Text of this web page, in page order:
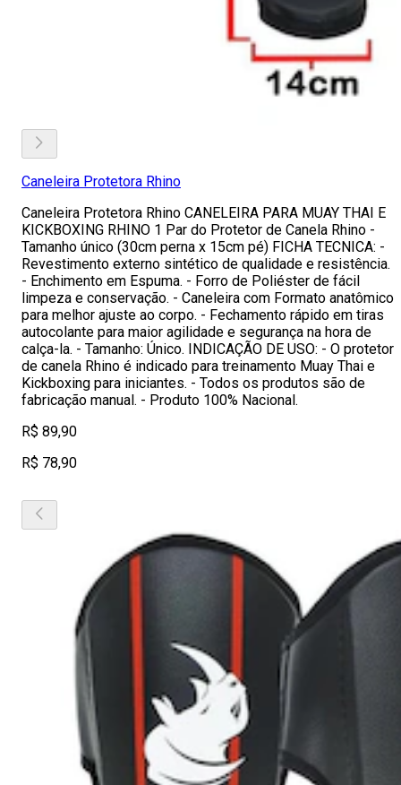
Caneleira Protetora Rhino
Caneleira Protetora Rhino CANELEIRA PARA MUAY THAI E
KICKBOXING RHINO 1 Par do Protetor de Canela Rhino -
Tamanho único (30cm perna x 15cm pé) FICHA TECNICA: -
Revestimento externo sintético de qualidade e resistência.
- Enchimento em Espuma. - Forro de Poliéster de fácil
limpeza e conservação. - Caneleira com Formato anatômico
para melhor ajuste ao corpo. - Fechamento rápido em tiras
autocolante para maior agilidade e segurança na hora de
calça-la. - Tamanho: Único. INDICAÇÃO DE USO: - O protetor
de canela Rhino é indicado para treinamento Muay Thai e
Kickboxing para iniciantes. - Todos os produtos são de
fabricação manual. - Produto 100% Nacional.
R$ 89,90
R$ 78,90